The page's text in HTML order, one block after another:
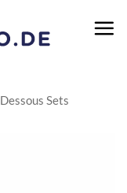
Dessous Sets